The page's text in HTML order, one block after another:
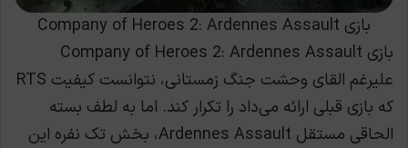
بازی Company of Heroes 2: Ardennes Assault
بازی Company of Heroes 2: Ardennes Assault
علیرغم القای وحشت جنگ زمستانی، نتوانست کیفیت RTS
که بازی قبلی ارائه می‌داد را تکرار کند. اما به لطف بسته
الحاقی مستقل Ardennes Assault، بخش تک نفره این